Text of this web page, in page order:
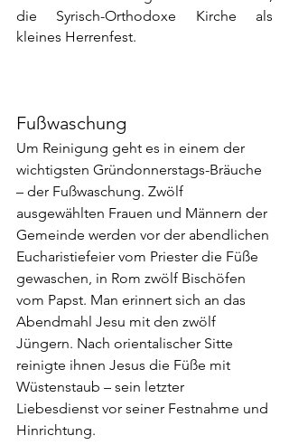
die Syrisch-Orthodoxe Kirche als
kleines Herrenfest.
Fußwaschung
Um Reinigung geht es in einem der
wichtigsten Gründonnerstags-Bräuche
– der Fußwaschung. Zwölf
ausgewählten Frauen und Männern der
Gemeinde werden vor der abendlichen
Eucharistiefeier vom Priester die Füße
gewaschen, in Rom zwölf Bischöfen
vom Papst. Man erinnert sich an das
Abendmahl Jesu mit den zwölf
Jüngern. Nach orientalischer Sitte
reinigte ihnen Jesus die Füße mit
Wüstenstaub – sein letzter
Liebesdienst vor seiner Festnahme und
Hinrichtung.